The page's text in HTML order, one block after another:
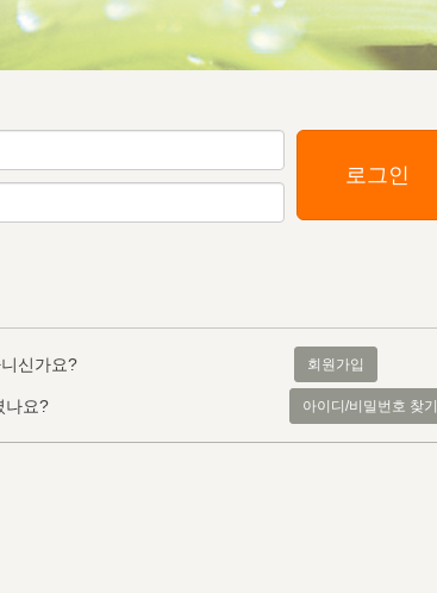
로그인
신가요? 회원가입
나요? 아이디/비밀번호 찾기